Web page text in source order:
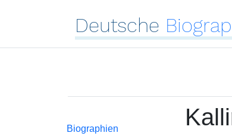
Deutsche
Biographien